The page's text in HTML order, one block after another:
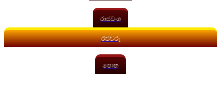
රාජවංශ
රජවරු
පොත